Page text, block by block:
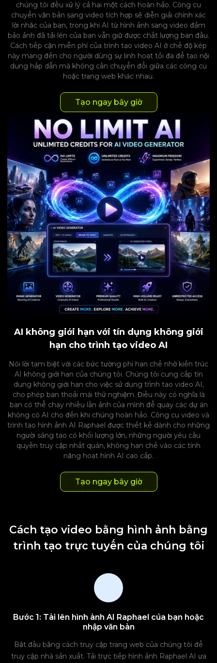
chúng tôi đều xử lý cả hai một cách hoàn hảo. Công cụ
chuyển văn bản sang video tích hợp sẽ diễn giải chính xác
lời nhắc của bạn, trong khi AI từ hình ảnh sang video đảm
bảo ảnh đã tải lên của bạn vẫn giữ được chất lượng ban đầu.
Cách tiếp cận miễn phí của trình tạo video AI ở chế độ kép
này mang đến cho người dùng sự linh hoạt tối đa để tạo nội
dung hấp dẫn mà không cần chuyển đổi giữa các công cụ
hoặc trang web khác nhau.
Tạo ngay bây giờ
AI không giới hạn với tín dụng không giới
hạn cho trình tạo video AI
Nói lời tạm biệt với các bức tường phí hạn chế nhờ kiến trúc
AI không giới hạn của chúng tôi. Chúng tôi cung cấp tín
dụng không giới hạn cho việc sử dụng trình tạo video AI,
cho phép bạn thoải mái thử nghiệm. Điều này có nghĩa là
bạn có thể chạy nhiều lần ảnh của mình để quay các dự án
không có AI cho đến khi chúng hoàn hảo. Công cụ video và
trình tạo hình ảnh AI Raphael được thiết kế dành cho những
người sáng tạo có khối lượng lớn, những người yêu cầu
quyền truy cập nhất quán, không hạn chế vào các tính
năng hoạt hình AI cao cấp.
Tạo ngay bây giờ
Cách tạo video bằng hình ảnh bằng
trình tạo trực tuyến của chúng tôi
Bước 1: Tải lên hình ảnh AI Raphael của bạn hoặc
nhập văn bản
Bắt đầu bằng cách truy cập trang web của chúng tôi để
truy cập nhà sản xuất. Tải trực tiếp hình ảnh Raphael AI ưa